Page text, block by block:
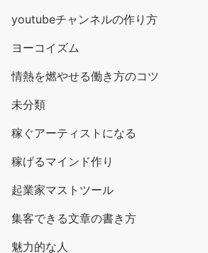
youtubeチャンネルの作り方
ヨーコイズム
情熱を燃やせる働き方のコツ
未分類
稼ぐアーティストになる
稼げるマインド作り
起業家マストツール
集客できる文章の書き方
魅力的な人